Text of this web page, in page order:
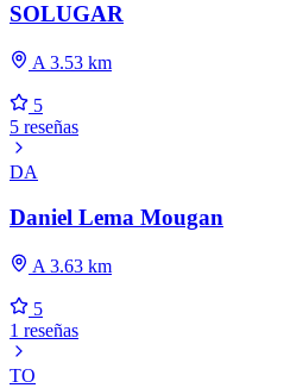
SOLUGAR
A 3.53 km
5
5 reseñas
DA
Daniel Lema Mougan
A 3.63 km
5
1 reseñas
TO